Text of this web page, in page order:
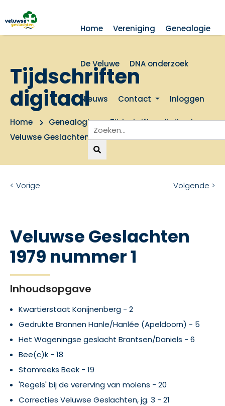
Home Vereniging Genealogie
De Veluwe DNA onderzoek
Nieuws Contact Inloggen
Tijdschriften
digitaal
Home Genealogie
Tijdschriften digitaal
Veluwse Geslachten 1979 nummer 1
< Vorige Volgende >
Veluwse Geslachten
1979 nummer 1
Inhoudsopgave
Kwartierstaat Konijnenberg - 2
Gedrukte Bronnen Hanle/Hanlée (Apeldoorn) - 5
Het Wageningse geslacht Brantsen/Daniels - 6
Bee(c)k - 18
Stamreeks Beek - 19
'Regels' bij de vererving van molens - 20
Correcties Veluwse Geslachten, jg. 3 - 21